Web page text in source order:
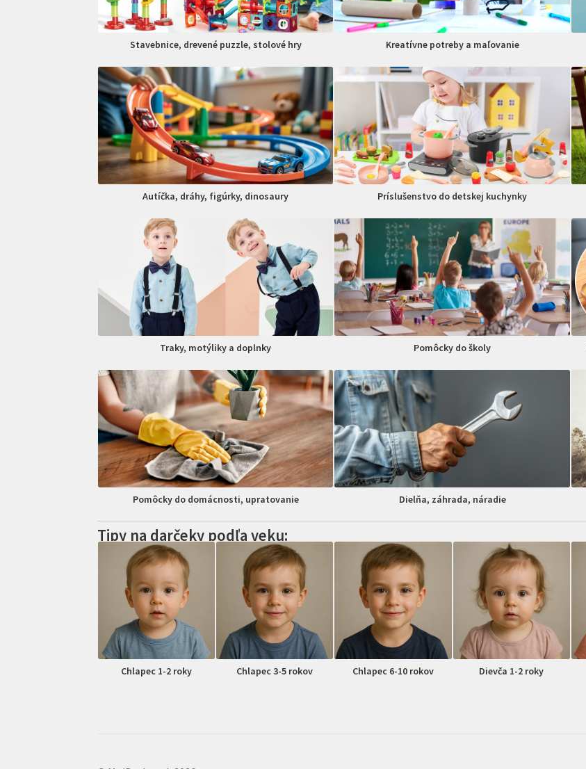
Stavebnice, drevené puzzle, stolové hry Kreatívne potreby a maľovanie
Autíčka, dráhy, figúrky, dinosaury Príslušenstvo do detskej kuchynky
Traky, motýliky a doplnky Pomôcky do školy
Pomôcky do domácnosti, upratovanie Dielňa, záhrada, náradie
Tipy na darčeky podľa veku:
Chlapec 1-2 roky Chlapec 3-5 rokov Chlapec 6-10 rokov Dievča 1-2 roky